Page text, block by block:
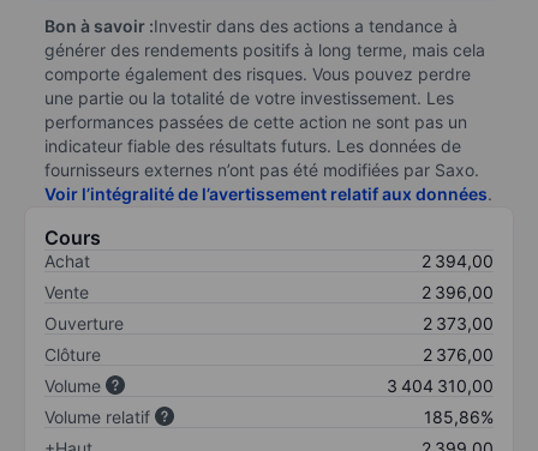
Bon à savoir :Investir dans des actions a tendance à
générer des rendements positifs à long terme, mais cela
comporte également des risques. Vous pouvez perdre
une partie ou la totalité de votre investissement. Les
performances passées de cette action ne sont pas un
indicateur fiable des résultats futurs. Les données de
fournisseurs externes n’ont pas été modifiées par Saxo.
Voir l’intégralité de l’avertissement relatif aux données.
Cours
Achat
2 394,00
Vente
2 396,00
Ouverture
2 373,00
Clôture
2 376,00
Volume
3 404 310,00
Volume relatif
185,86%